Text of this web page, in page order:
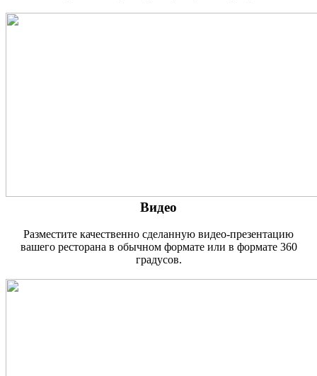
Видео
Разместите качественно сделанную видео-презентацию
вашего ресторана в обычном формате или в формате 360
градусов.